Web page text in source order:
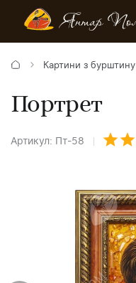
Картини з бурштину
Портрет
Артикул: Пт-58